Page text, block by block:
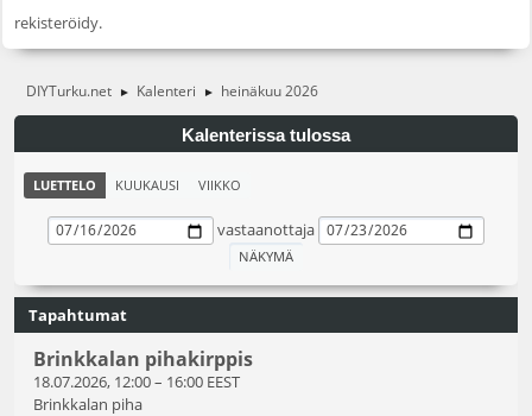
rekisteröidy.
DIYTurku.net ► Kalenteri ► heinäkuu 2026
Kalenterissa tulossa
LUETTELO KUUKAUSI VIIKKO
vastaanottaja
Tapahtumat
Brinkkalan pihakirppis
18.07.2026, 12:00– 16:00 EEST
Brinkkalan piha